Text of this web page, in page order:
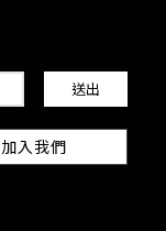
加入我們